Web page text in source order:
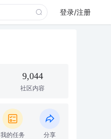
登录/注册
9,044
社区内容
我的任务 分享